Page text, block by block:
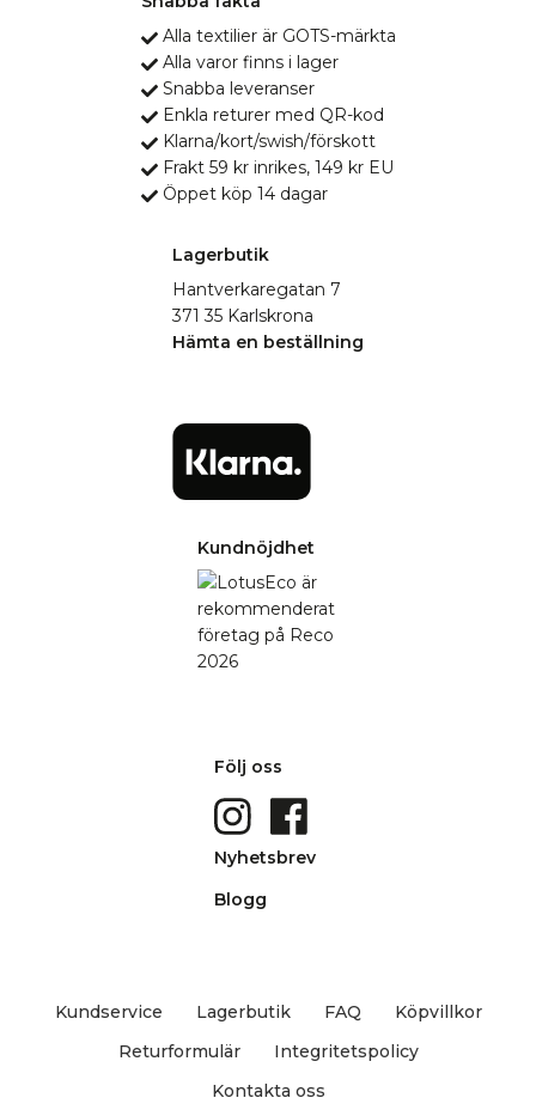
Alla textilier är GOTS-märkta
Alla varor finns i lager
Snabba leveranser
Enkla returer med QR-kod
Klarna/kort/swish/förskott
Frakt 59 kr inrikes, 149 kr EU
Öppet köp 14 dagar
Lagerbutik
Hantverkaregatan 7
371 35 Karlskrona
Hämta en beställning
Kundnöjdhet
Följ oss
Nyhetsbrev
Blogg
Kundservice Lagerbutik FAQ
Köpvillkor
Returformulär
Integritetspolicy
Kontakta oss